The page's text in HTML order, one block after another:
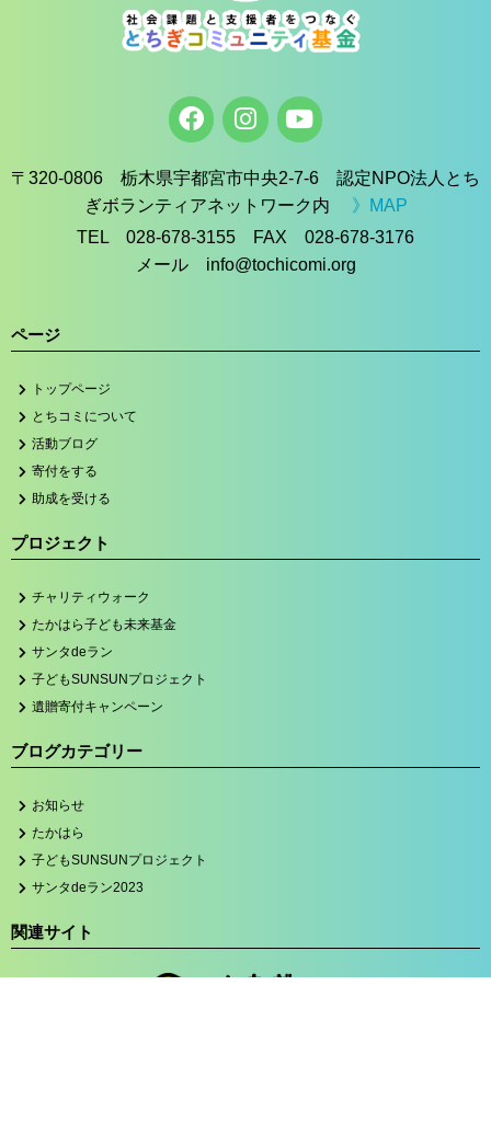
〒320-0806 栃木県宇都宮市中央2-7-6 認定NPO法人とち
ぎボランティアネットワーク内 》MAP
TEL 028-678-3155 FAX 028-678-3176
メール info@tochicomi.org
ページ
トップページ
とちコミについて
活動ブログ
寄付をする
助成を受ける
プロジェクト
チャリティウォーク
たかはら子ども未来基金
サンタdeラン
子どもSUNSUNプロジェクト
遺贈寄付キャンペーン
ブログカテゴリー
お知らせ
たかはら
子どもSUNSUNプロジェクト
サンタdeラン2023
関連サイト